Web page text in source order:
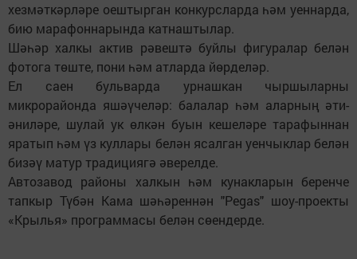
хезмәткәрләре оештырган конкурсларда һәм уеннарда,
бию марафоннарында катнаштылар.
Шәһәр халкы актив рәвештә буйлы фигуралар белән
фотога төште, пони һәм атларда йөрделәр.
Ел саен бульварда урнашкан чыршыларны
микрорайонда яшәүчеләр: балалар һәм аларның әти-
әниләре, шулай ук өлкән буын кешеләре тарафыннан
яратып һәм үз куллары белән ясалган уенчыклар белән
бизәү матур традициягә әверелде.
Автозавод районы халкын һәм кунакларын беренче
тапкыр Түбән Кама шәһәреннән "Pegas" шоу-проекты
«Крылья» программасы белән сөендерде.